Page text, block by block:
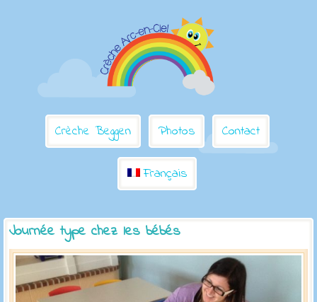
Crèche Beggen Photos Contact
Français
Journée type chez les bébés